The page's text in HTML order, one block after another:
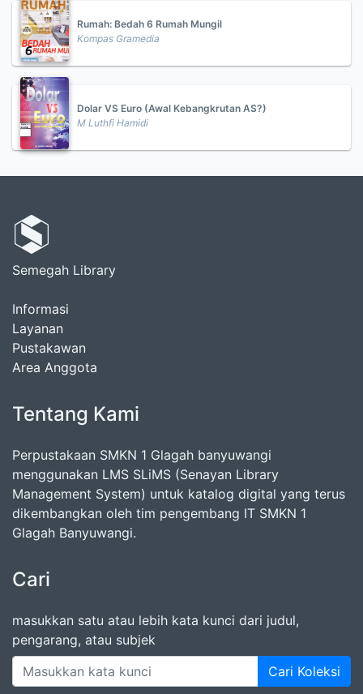
Rumah: Bedah 6 Rumah Mungil
Kompas Gramedia
Dolar VS Euro (Awal Kebangkrutan AS?)
M Luthfi Hamidi
Semegah Library
Informasi
Layanan
Pustakawan
Area Anggota
Tentang Kami
Perpustakaan SMKN 1 Glagah banyuwangi
menggunakan LMS SLiMS (Senayan Library
Management System) untuk katalog digital yang terus
dikembangkan oleh tim pengembang IT SMKN 1
Glagah Banyuwangi.
Cari
masukkan satu atau lebih kata kunci dari judul,
pengarang, atau subjek
Cari Koleksi